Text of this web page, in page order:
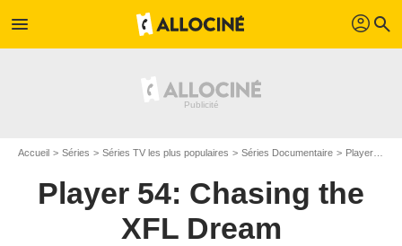
menu profil search
Accueil Séries Séries TV les plus populaires Séries Documentaire Player 54: Chasing the XFL Dream
Player 54: Chasing the
XFL Dream